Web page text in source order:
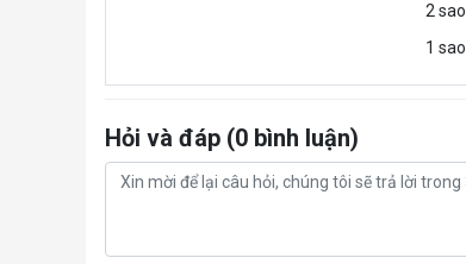
2 sao
1 sao
Hỏi và đáp (0 bình luận)